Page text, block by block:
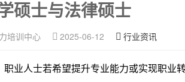
硕士与法律硕士
培训中心 2025-06-12 行业资讯
职业人士若希望提升专业能力或实现职业转